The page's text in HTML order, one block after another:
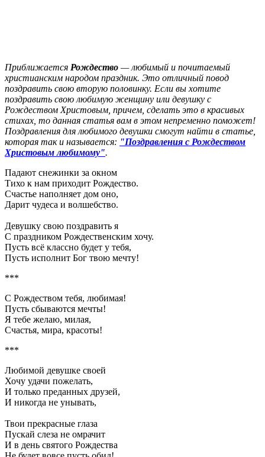
Приближается Рождество — любимый и почитаемый
христианским народом праздник. Это отличный повод
поздравить свою вторую половинку. Если вы хотите
поздравить свою любимую женщину или девушку с
Рождеством Христовым, причем, сделать это в красивых
стихах, то данная статья вам в этом непременно поможет!
Поздравления для любимого девушки смогут найти в статье,
которая так и называется: "Поздравления с Рождеством
Христовым любимому".
Падают снежинки за окном
Тихо к нам приходит Рождество.
Счастье наполняет дом оно,
Дарит чудеса и волшебство.
Девушку свою поздравить я
С праздником Рождественским хочу.
Пусть всё классно будет у тебя,
Пусть исполнит Бог твою мечту!
***
С Рождеством тебя, любимая!
Пусть сбываются мечты!
Я тебе желаю, милая,
Счастья, мира, красоты!
***
Любимой девушке своей
Хочу удачи пожелать,
И только преданных друзей,
И никогда не унывать,
Твои прекрасные глаза
Пускай слеза не омрачит
И в день святого Рождества